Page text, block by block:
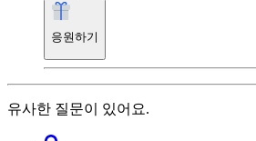
응원하기
유사한 질문이 있어요.